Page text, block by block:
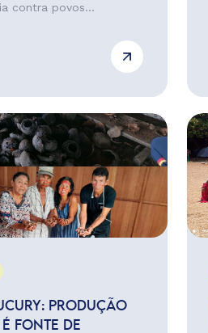
contra povos...
PRODUÇÃO
FONTE DE